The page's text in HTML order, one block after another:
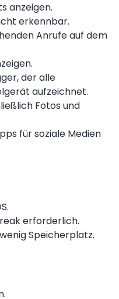
anzeigen.
erkennbar.
Anrufe auf dem
der alle
aufzeichnet.
Fotos und
für soziale Medien
erforderlich.
Speicherplatz.